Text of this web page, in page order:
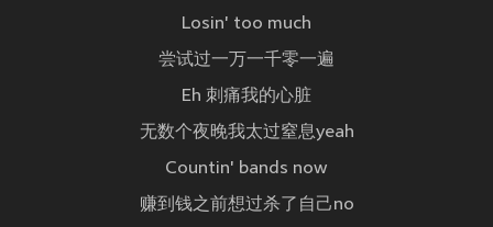
Losin' too much
尝试过一万一千零一遍
Eh 刺痛我的心脏
无数个夜晚我太过窒息yeah
Countin' bands now
赚到钱之前想过杀了自己no